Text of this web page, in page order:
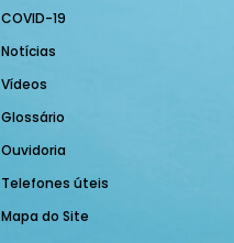
COVID-19
Notícias
Vídeos
Glossário
Ouvidoria
Telefones úteis
Mapa do Site